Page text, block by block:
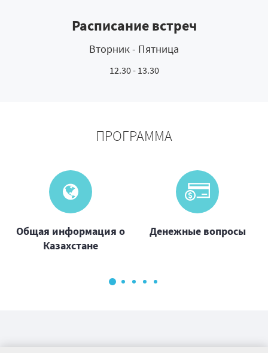
Расписание встреч
Вторник - Пятница
12.30 - 13.30
ПРОГРАММА
Общая информация о
Казахстане
Денежные вопросы